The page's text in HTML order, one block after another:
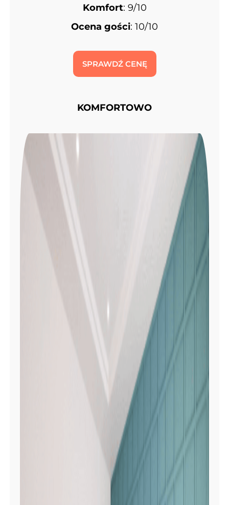
Komfort: 9/10
Ocena gości: 10/10
SPRAWDŹ CENĘ
KOMFORTOWO